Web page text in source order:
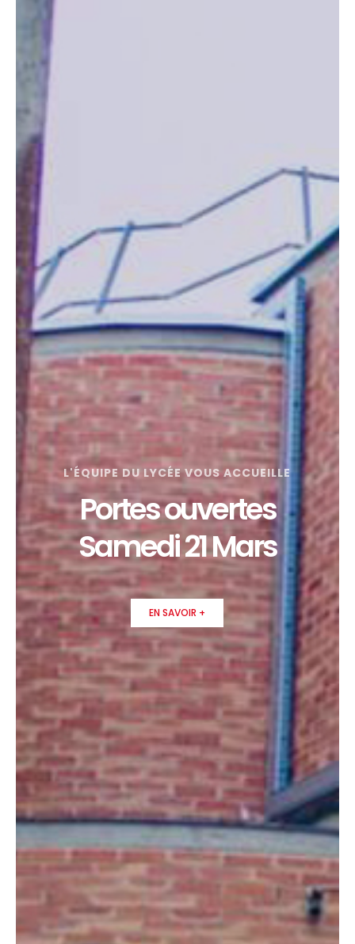
L'ÉQUIPE DU LYCÉE VOUS ACCUEILLE
Portes ouvertes
Samedi 21 Mars
EN SAVOIR +